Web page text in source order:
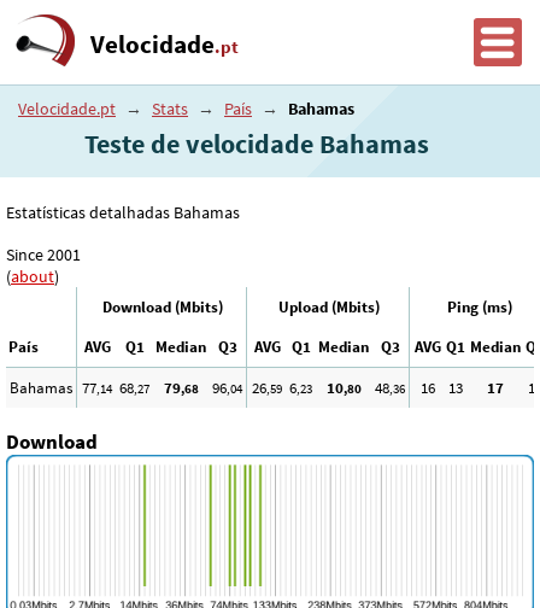
Velocidade.pt
Velocidade.pt → Stats → País → Bahamas
Teste de velocidade Bahamas
Estatísticas detalhadas Bahamas
Since 2001
(about)
Download (Mbits) Upload (Mbits)
Ping (ms)
País
AVG Q1 Median Q3 AVG Q1 Median Q3 AVG Q1 Median
Bahamas 77,14 68,27 79,68 96,04 26,59 6,23 10,80 48,36 16 13 17
Download